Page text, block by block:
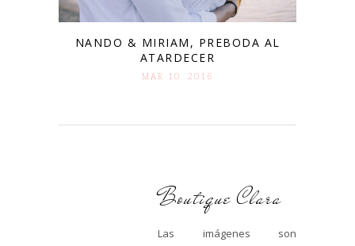
NANDO & MIRIAM, PREBODA AL
ATARDECER
MAR 10. 2016
Boutique Clara
Las imágenes son